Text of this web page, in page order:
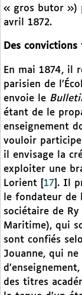
« gros butor »)
avril 1872.
Des
En mai 1874, il
parisien de
envoie le
étant de le
enseignement
vouloir
il envisage la
exploiter une
Lorient
17 . Il
le fondateur de
sociétaire de
Maritime), qui
sont confiés
Jouanne, qui
des titres